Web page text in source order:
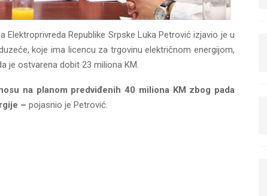
Elektroprivreda Republike Srpske Luka Petrović izjavio je u
koje ima licencu za trgovinu električnom energijom,
je ostvarena dobit 23 miliona KM.
na planom predviđenih 40 miliona KM zbog pada
– pojasnio je Petrović.